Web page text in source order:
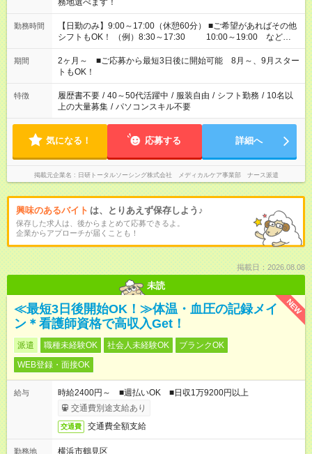
務地選べます！
勤務時間
【日勤のみ】9:00～17:00（休憩60分） ■ご希望があればその他
シフトもOK！ （例）8:30～17:30 10:00～19:00 など
「家族とお休みを合わせたい」 「できれば残業はしたくない」
など、あなたのご希望に沿ったお仕事をご紹介します！ ※Wワ
ーク希望の方へ 今ご覧のお仕事で希望する勤務時間と、もう1つ
のお仕事の勤務時間。 合計で週40時間を超える場合は応募でき
ません
期間
2ヶ月～ ■ご応募から最短3日後に開始可能 8月～、9月スター
トもOK！
特徴 履歴書不要 / 40～50代活躍中 / 服装自由 / シフト勤務 / 10名以
上の大量募集 / パソコンスキル不要
気になる！ 応募する 詳細へ
掲載元企業名 日研トータルソーシング株式会社 メディカルケア事業部 ナース派遣
興味のあるバイト は、とりあえず保存しよう♪
保存した求人は、後からまとめて応募できるよ。
企業からアプローチが届くことも！
掲載日：2026.08.08
未読
NEW
≪最短3日後開始OK！≫体温・血圧の記録メイ
ン＊看護師資格で高収入Get！
派遣 職種未経験OK 社会人未経験OK
ブランクOK
WEB登録・面接OK
給与
時給2400円～ ■週払いOK ■日収1万9200円以上
交通費別途支給あり
交通費 交通費全額支給
勤務地
横浜市鶴見区